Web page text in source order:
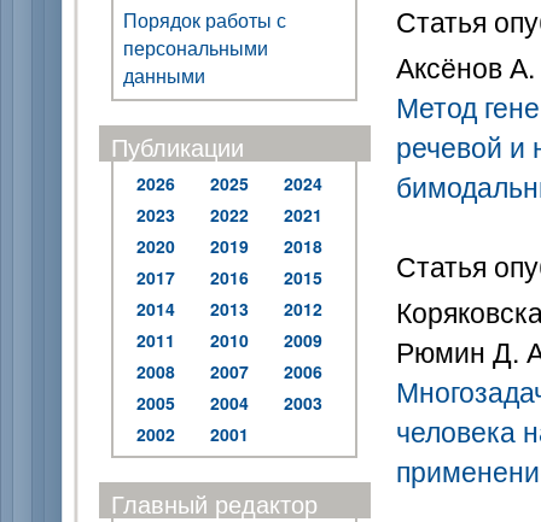
Порядок работы с
персональными
данными
Публикации
2026 2025
2024
2023
2022
2021
2020
2019
2018
2017
2016
2015
2014
2013
2012
2011
2010
2009
2008
2007
2006
2005
2004
2003
2002
2001
Главный редактор
Статья
Аксёнов
Метод
речевой и
Статья
Рюмин Д.
человека